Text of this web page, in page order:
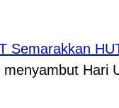
Semarakkan
Hari